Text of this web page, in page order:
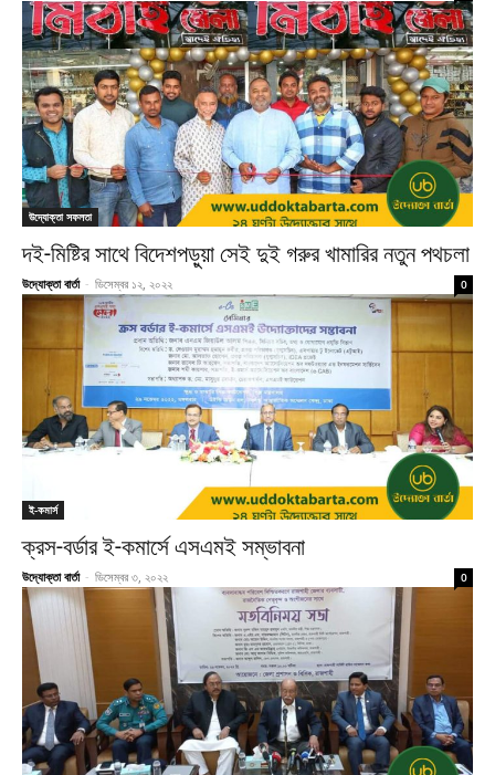
উদ্যোক্তা সফলতা
দই-মিষ্টির সাথে বিদেশপড়ুয়া সেই দুই গরুর খামারির নতুন পথচলা
উদ্যোক্তা বার্তা - ডিসেম্বর ১২, ২০২২ 0
ই-কমার্স
ক্রস-বর্ডার ই-কমার্সে এসএমই সম্ভাবনা
উদ্যোক্তা বার্তা - ডিসেম্বর ৩, ২০২২ 0